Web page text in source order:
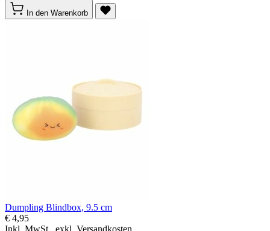
In den Warenkorb
Dumpling Blindbox, 9.5 cm
€ 4,95